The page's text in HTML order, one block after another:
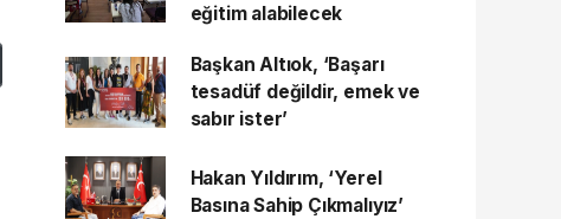
eğitim alabilecek
Başkan Altıok, ‘Başarı
tesadüf değildir, emek ve
sabır ister’
Hakan Yıldırım, ‘Yerel
Basına Sahip Çıkmalıyız’